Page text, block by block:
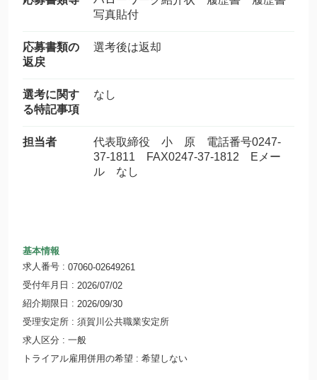
写真貼付
応募書類の
返戻
選考後は返却
選考に関す
る特記事項
なし
担当者
代表取締役 小 原 電話番号0247-
37-1811 FAX0247-37-1812 Eメー
ル なし
基本情報
求人番号
07060-02649261
受付年月日
2026/07/02
紹介期限日
2026/09/30
受理安定所
須賀川公共職業安定所
求人区分
一般
トライアル雇用併用の希望
希望しない